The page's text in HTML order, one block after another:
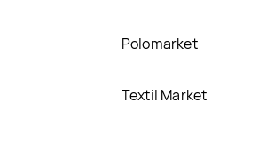
Polomarket
Textil Market